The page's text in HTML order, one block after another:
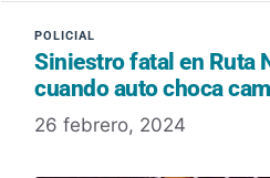
Siniestro fatal en Ruta
cuando auto choca
26 febrero, 2024